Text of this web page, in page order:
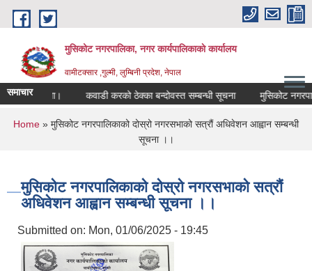
Skip to main content
मुसिकोट नगरपालिका, नगर कार्यपालिकाकाे कार्यालय
वामीटक्सार ,गुल्मी, लुम्बिनी प्रदेश, नेपाल
समाचार
सूचना। कवाडी करको ठेक्का बन्दोवस्त सम्बन्धी सूचना मुसिकोट
You are here
Home » मुसिकोट नगरपालिकाको दोस्रो नगरसभाको सत्रौं अधिवेशन आह्वान सम्बन्धी
सूचना ।।
मुसिकोट नगरपालिकाको दोस्रो नगरसभाको सत्रौं
अधिवेशन आह्वान सम्बन्धी सूचना ।।
Submitted on: Mon, 01/06/2025 - 19:45